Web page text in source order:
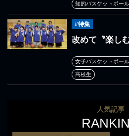
知的バスケットボール
#特集
改めて〝楽し
女子バスケットボール
高校生
人気記事